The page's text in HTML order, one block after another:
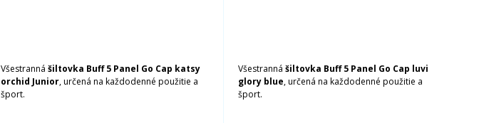
Všestrannášiltovka Buff 5 Panel Go Cap katsy
orchid Junior, určená na každodenné použitie a
šport.
Všestrannášiltovka Buff 5 Panel Go Cap luvi
glory blue, určená na každodenné použitie a
šport.